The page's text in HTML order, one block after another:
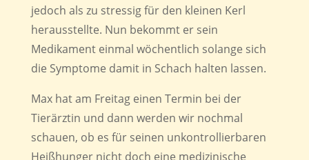
jedoch als zu stressig für den kleinen Kerl
herausstellte. Nun bekommt er sein
Medikament einmal wöchentlich solange sich
die Symptome damit in Schach halten lassen.
Max hat am Freitag einen Termin bei der
Tierärztin und dann werden wir nochmal
schauen, ob es für seinen unkontrollierbaren
Heißhunger nicht doch eine medizinische